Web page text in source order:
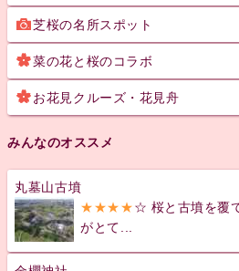
芝桜の名所スポット
菜の花と桜のコラボ
お花見クルーズ・花見舟
みんなのオススメ
丸墓山古墳
★★★★☆ 桜と古墳を覆
がとて...